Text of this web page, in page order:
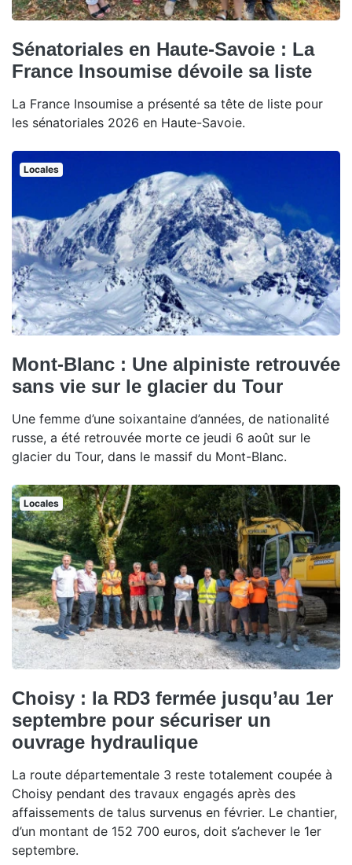
Sénatoriales en Haute-Savoie : La
France Insoumise dévoile sa liste
La France Insoumise a présenté sa tête de liste pour
les sénatoriales 2026 en Haute-Savoie.
Locales
Mont-Blanc : Une alpiniste retrouvée
sans vie sur le glacier du Tour
Une femme d’une soixantaine d’années, de nationalité
russe, a été retrouvée morte ce jeudi 6 août sur le
glacier du Tour, dans le massif du Mont-Blanc.
Locales
Choisy : la RD3 fermée jusqu’au 1er
septembre pour sécuriser un
ouvrage hydraulique
La route départementale 3 reste totalement coupée à
Choisy pendant des travaux engagés après des
affaissements de talus survenus en février. Le chantier,
d’un montant de 152 700 euros, doit s’achever le 1er
septembre.